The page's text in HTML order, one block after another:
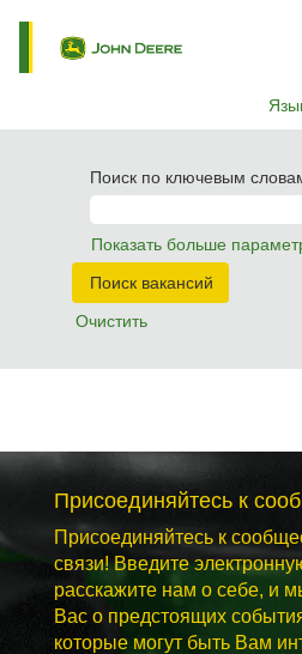
Поиск по ключевым
Показать больше
Очистить
Присоединяйтесь к
Присоединяйтесь к
связи! Введите
расскажите нам о себе, и
Вас о предстоящих
которые могут быть Вам